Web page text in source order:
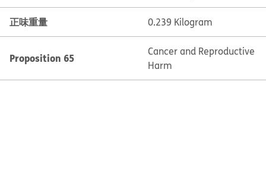
正味重量 0.239 Kilogram
Proposition 65
Cancer and Reproductive
Harm